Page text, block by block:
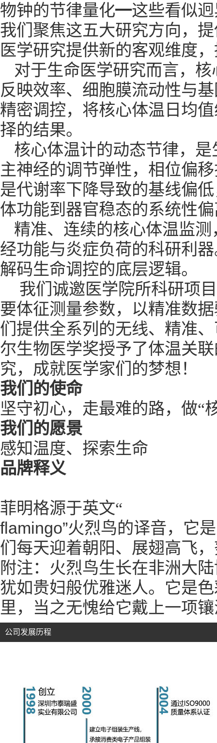
物钟的节律量化━这些看似迥
我们聚焦这五大研究方向，
医学研究提供新的客观维度，
对于生命医学研究而言，
反映效率、细胞膜流动性与
精密调控，将核心体温日均
择的结果。
核心体温计的动态节律，
主神经的调节弹性，相位偏
是代谢率下降导致的基线偏
体功能到器官稳态的系统性
精准、连续的核心体温监
经功能与炎症负荷的科研利
解码生命调控的底层逻辑。
我们诚邀医学院所科研项
要体征测量参数，以精准数
们提供全系列的无线、精准
尔生物医学奖授予了体温关
究，成就医学家们的梦想！
我们的使命
坚守初心，走最难的路，做“
我们的愿景
感知温度、探索生命
品牌释义
菲明格源于英文“
flamingo”火烈鸟的译音，它
们每天迎着朝阳、展翅高飞
附注：火烈鸟生长在非洲大
犹如贵妇般优雅迷人。它是
里，当之无愧给它戴上一项
公司发展历程